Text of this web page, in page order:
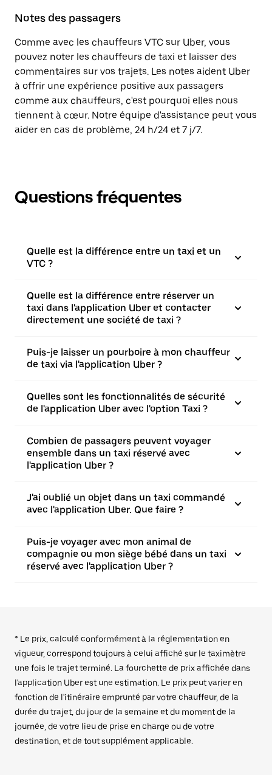
Notes des passagers
Comme avec les chauffeurs VTC sur Uber, vous
pouvez noter les chauffeurs de taxi et laisser des
commentaires sur vos trajets. Les notes aident Uber
à offrir une expérience positive aux passagers
comme aux chauffeurs, c'est pourquoi elles nous
tiennent à cœur. Notre équipe d'assistance peut vous
aider en cas de problème, 24 h/24 et 7 j/7.
Questions fréquentes
Quelle est la différence entre un taxi et un
VTC ?
Quelle est la différence entre réserver un
taxi dans l'application Uber et contacter
directement une société de taxi ?
Puis-je laisser un pourboire à mon chauffeur
de taxi via l'application Uber ?
Quelles sont les fonctionnalités de sécurité
de l'application Uber avec l'option Taxi ?
Combien de passagers peuvent voyager
ensemble dans un taxi réservé avec
l'application Uber ?
J'ai oublié un objet dans un taxi commandé
avec l'application Uber. Que faire ?
Puis-je voyager avec mon animal de
compagnie ou mon siège bébé dans un taxi
réservé avec l'application Uber ?
* Le prix, calculé conformément à la réglementation en
vigueur, correspond toujours à celui affiché sur le taximètre
une fois le trajet terminé. La fourchette de prix affichée dans
l'application Uber est une estimation. Le prix peut varier en
fonction de l'itinéraire emprunté par votre chauffeur, de la
durée du trajet, du jour de la semaine et du moment de la
journée, de votre lieu de prise en charge ou de votre
destination, et de tout supplément applicable.